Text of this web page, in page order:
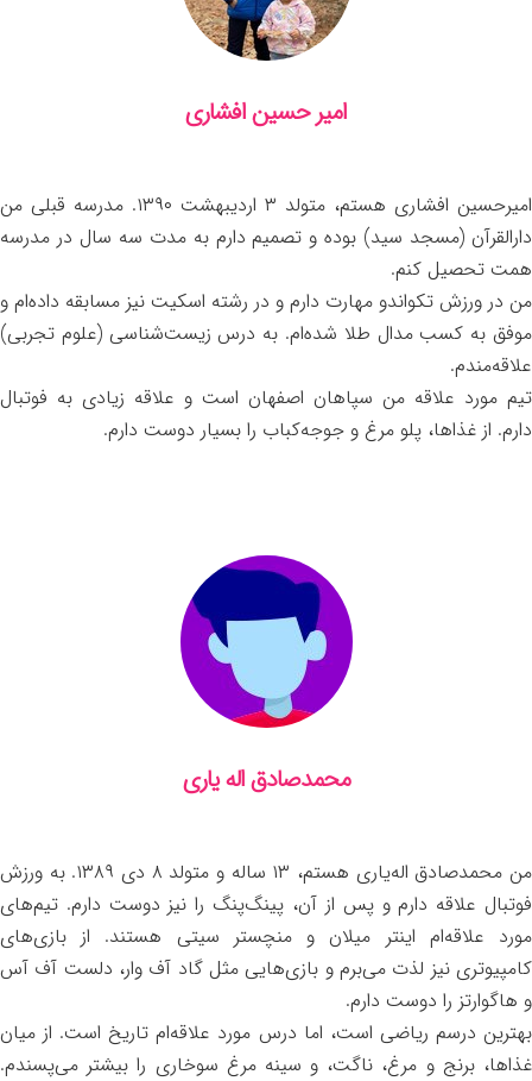
امیر حسین افشاری
امیرحسین افشاری هستم، متولد ۳ اردیبهشت ۱۳۹۰. مدرسه قبلی من
دارالقرآن (مسجد سید) بوده و تصمیم دارم به مدت سه سال در مدرسه
همت تحصیل کنم.
من در ورزش تکواندو مهارت دارم و در رشته اسکیت نیز مسابقه داده‌ام و
موفق به کسب مدال طلا شده‌ام. به درس زیست‌شناسی (علوم تجربی)
علاقه‌مندم.
تیم مورد علاقه من سپاهان اصفهان است و علاقه زیادی به فوتبال
دارم. از غذاها، پلو مرغ و جوجه‌کباب را بسیار دوست دارم.
محمدصادق اله یاری
من محمدصادق اله‌یاری هستم، ۱۳ ساله و متولد ۸ دی ۱۳۸۹. به ورزش
فوتبال علاقه دارم و پس از آن، پینگ‌پنگ را نیز دوست دارم. تیم‌های
مورد علاقه‌ام اینتر میلان و منچستر سیتی هستند. از بازی‌های
کامپیوتری نیز لذت می‌برم و بازی‌هایی مثل گاد آف وار، دلست آف آس
و هاگوارتز را دوست دارم.
بهترین درسم ریاضی است، اما درس مورد علاقه‌ام تاریخ است. از میان
غذاها، برنج و مرغ، ناگت، و سینه مرغ سوخاری را بیشتر می‌پسندم.